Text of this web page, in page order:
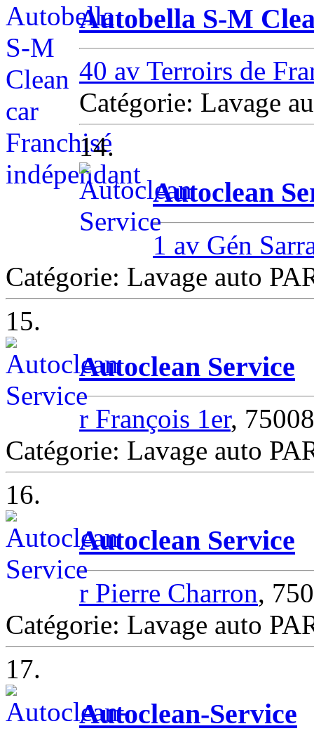
Autobella S-M
40 av Terroirs de
Catégorie: Lavage
14.
Autoclean
1 av Gén
Catégorie: Lavage auto
15.
Autoclean Service
r François 1er,
Catégorie: Lavage auto
16.
Autoclean Service
r Pierre Charron,
Catégorie: Lavage auto
17.
Autoclean-Service